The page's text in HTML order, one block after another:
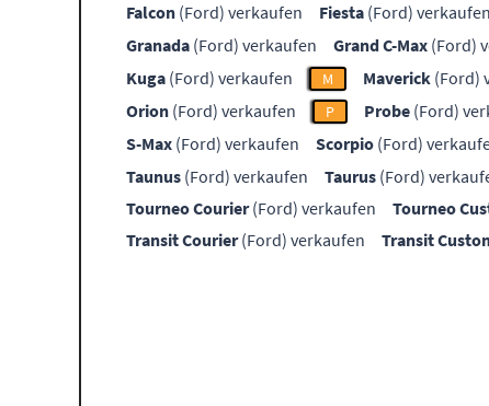
Falcon (Ford) verkaufen Fiesta (Ford) verkaufen
Granada (Ford) verkaufen Grand C-Max (Ford)
Kuga (Ford) verkaufen M Maverick (Ford)
Orion (Ford) verkaufen P Probe (Ford)
S-Max (Ford) verkaufen Scorpio (Ford)
Taunus (Ford) verkaufen Taurus (Ford)
Tourneo Courier(Ford) verkaufen Tourneo
Transit Courier(Ford) verkaufen Transit